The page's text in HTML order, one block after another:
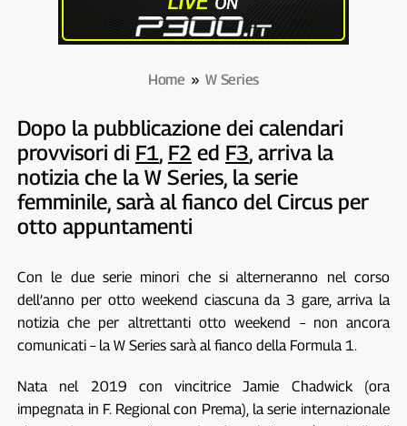
Home »W Series
Dopo la pubblicazione dei calendari
provvisori di F1, F2 ed F3, arriva la
notizia che la W Series, la serie
femminile, sarà al fianco del Circus per
otto appuntamenti
Con le due serie minori che si alterneranno nel corso
dell’anno per otto weekend ciascuna da 3 gare, arriva la
notizia che per altrettanti otto weekend – non ancora
comunicati – la W Series sarà al fianco della Formula 1.
Nata nel 2019 con vincitrice Jamie Chadwick (ora
impegnata in F. Regional con Prema), la serie internazionale